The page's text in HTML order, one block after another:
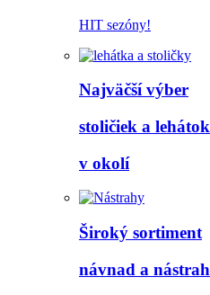
HIT sezóny!
Najväčší výber
stoličiek a lehátok
v okolí
Široký sortiment
návnad a nástrah